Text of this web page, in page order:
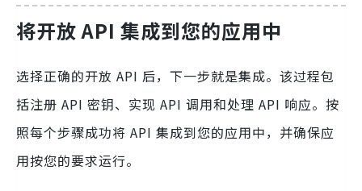
将开放 API 集成到您的应用中
选择正确的开放 API 后，下一步就是集成。该过程包
括注册 API 密钥、实现 API 调用和处理 API 响应。按
照每个步骤成功将 API 集成到您的应用中，并确保应
用按您的要求运行。